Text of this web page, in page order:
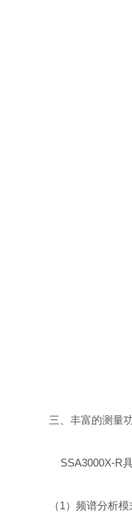
三、丰富的测量
SSA3000X-R
（1）频谱分析